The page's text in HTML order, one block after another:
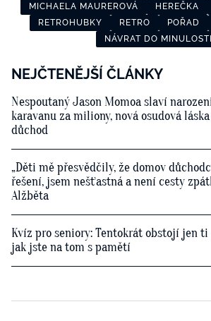
MICHAELA MAUREROVÁ HEREČKA
RETROHUBKY
RETRO POŘAD
NÁVRAT DO MINULOSTI
NEJČTENĚJŠÍ ČLÁNKY
Nespoutaný Jason Momoa slaví
karavanu za miliony, nová osudová
důchod
„Děti mě přesvědčily, že domov
řešení, jsem nešťastná a není cesty
Alžběta
Kvíz pro seniory: Tentokrát obstojí jen
jak jste na tom s pamětí